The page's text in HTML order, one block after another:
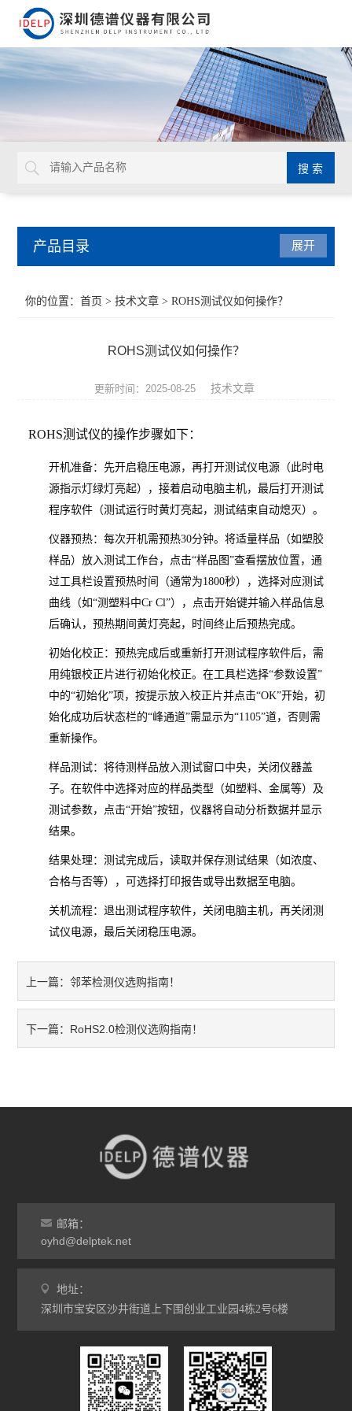
产品目录
ROHS分析仪
卤素检测仪
环保检测仪
X射线光谱仪
矿石分析仪
合金分析仪
元素分析仪
不锈钢分析仪
金属合金分析仪
镀层测厚仪/膜厚仪
口罩设备
展开
你的位置：首页 >技术文章 > ROHS测试仪如何操作？
ROHS测试仪如何操作？
更新时间：2025-08-25 技术文章
ROHS测试仪的操作步骤如下：
开机准备：先开启稳压电源，再打开测试仪电源（此时电
源指示灯绿灯亮起），接着启动电脑主机，最后打开测试
程序软件（测试运行时黄灯亮起，测试结束自动熄灭）。
仪器预热：每次开机需预热30分钟。将适量样品（如塑胶
样品）放入测试工作台，点击“样品图”查看摆放位置，通
过工具栏设置预热时间（通常为1800秒），选择对应测试
曲线（如“测塑料中Cr Cl”），点击开始键并输入样品信息
后确认，预热期间黄灯亮起，时间终止后预热完成。
初始化校正 ：预热完成后或重新打开测试程序软件后，需
用纯银校正片进行初始化校正。在工具栏选择“参数设置”
中的“初始化”项，按提示放入校正片并点击“OK”开始，初
始化成功后状态栏的“峰通道”需显示为“1105”道，否则需
重新操作。
样品测试：将待测样品放入测试窗口中央，关闭仪器盖
子。在软件中选择对应的样品类型（如塑料、金属等）及
测试参数，点击“开始”按钮，仪器将自动分析数据并显示
结果。
结果处理 ：测试完成后，读取并保存测试结果（如浓度、
合格与否等），可选择打印报告或导出数据至电脑。
关机流程：退出测试程序软件，关闭电脑主机，再关闭测
试仪电源，最后关闭稳压电源。
上一篇：邻苯检测仪选购指南！
下一篇： RoHS2.0检测仪选购指南！
邮箱：
oyhd@delptek.net
地址：
深圳市宝安区沙井街道上下围创业工业园4栋2号6楼